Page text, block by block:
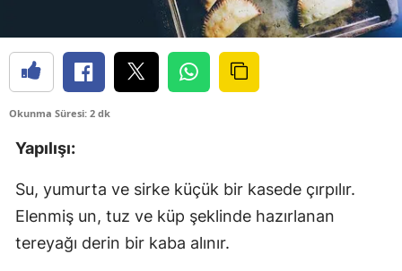
Okunma Süresi: 2 dk
Yapılışı:
Su, yumurta ve sirke küçük bir kasede çırpılır.
Elenmiş un, tuz ve küp şeklinde hazırlanan
tereyağı derin bir kaba alınır.